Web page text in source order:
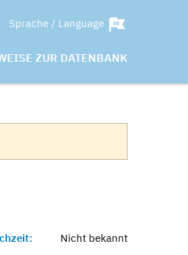
Sprache / Language
ZUR DATENBANK
Nicht bekannt